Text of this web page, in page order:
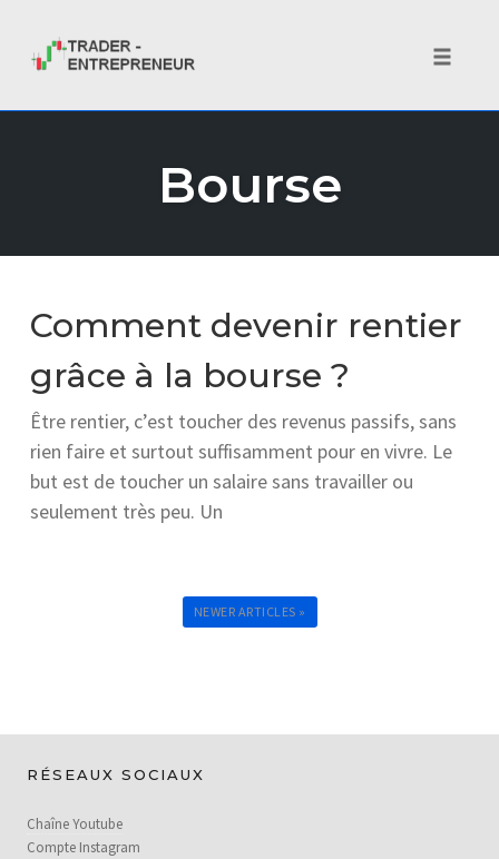
Bourse
Comment devenir rentier
grâce à la bourse ?
Être rentier, c’est toucher des revenus passifs, sans
rien faire et surtout suffisamment pour en vivre. Le
but est de toucher un salaire sans travailler ou
seulement très peu. Un
NEWER ARTICLES »
RÉSEAUX SOCIAUX
Chaîne Youtube
Compte Instagram